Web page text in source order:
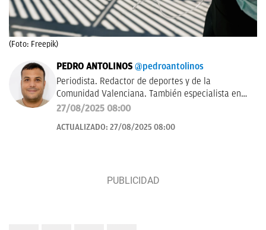
(Foto: Freepik)
PEDRO ANTOLINOS @pedroantolinos
Periodista. Redactor de deportes y de la
Comunidad Valenciana. También especialista en
SEO. En OKDIARIO desde 2017.
27/08/2025 08:00
ACTUALIZADO: 27/08/2025 08:00